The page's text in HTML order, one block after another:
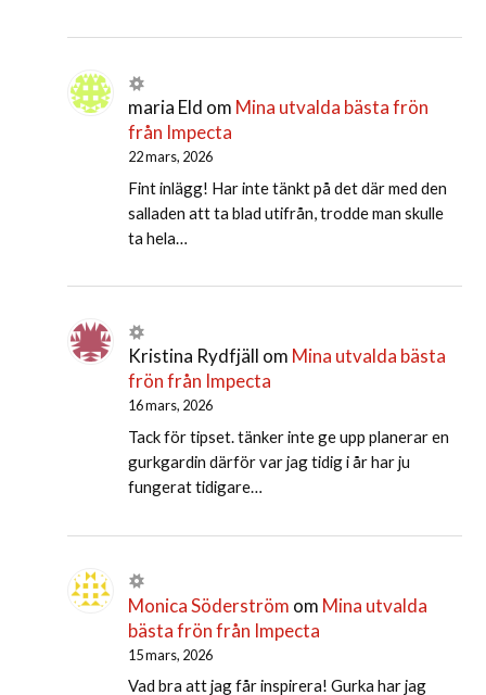
maria Eld om Mina utvalda bästa frön
från Impecta
22 mars, 2026
Fint inlägg! Har inte tänkt på det där med den
salladen att ta blad utifrån, trodde man skulle
ta hela…
Kristina Rydfjäll om Mina utvalda bästa
frön från Impecta
16 mars, 2026
Tack för tipset. tänker inte ge upp planerar en
gurkgardin därför var jag tidig i år har ju
fungerat tidigare…
Monica Söderström om Mina utvalda
bästa frön från Impecta
15 mars, 2026
Vad bra att jag får inspirera! Gurka har jag